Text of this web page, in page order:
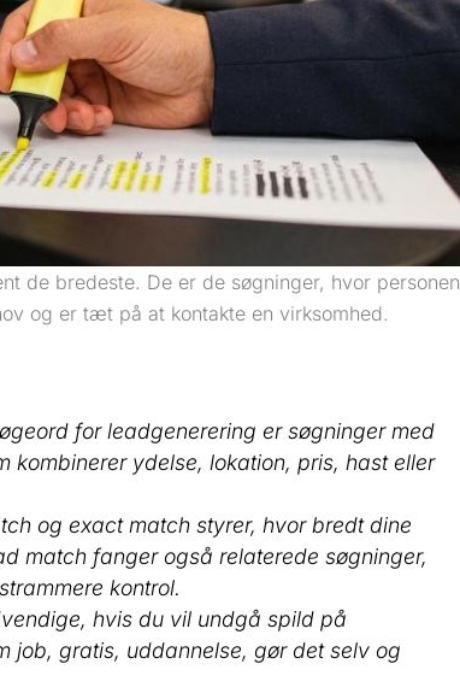
de bredeste. De er de søgninger, hvor personen
og er tæt på at kontakte en virksomhed.
for leadgenerering er søgninger med
kombinerer ydelse, lokation, pris, hast eller
og exact match styrer, hvor bredt dine
match fanger også relaterede søgninger,
kontrol.
hvis du vil undgå spild på
job, gratis, uddannelse, gør det selv og